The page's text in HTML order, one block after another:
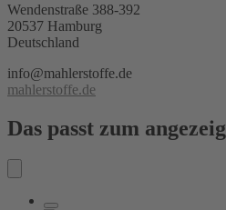
Wendenstraße 388-392
20537 Hamburg
Deutschland
info@mahlerstoffe.de
mahlerstoffe.de
Das passt zum